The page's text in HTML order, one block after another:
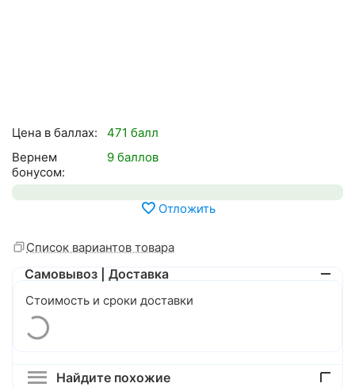
Цена в баллах:
471 балл
Вернем
бонусом:
9 баллов
Отложить
Список вариантов товара
Самовывоз | Доставка
Стоимость и сроки доставки
Найдите похожие